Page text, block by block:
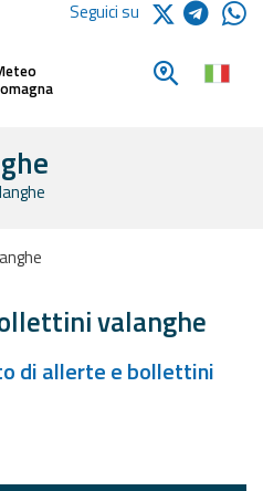
Seguici su
Cerca un
valanghe
di allerte e bollettini